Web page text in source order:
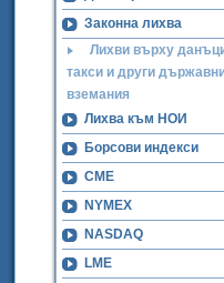
Законна лихва
Лихви върху
такси и други
вземания
Лихва към НОИ
Борсови индекси
CME
NYMEX
NASDAQ
LME